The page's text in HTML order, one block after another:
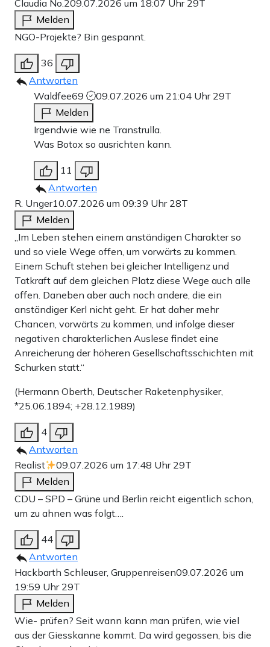
Claudia No.209.07.2026 um 18:07 Uhr 29T
Melden
NGO-Projekte? Bin gespannt.
36
Antworten
Waldfee69
09.07.2026 um 21:04 Uhr 29T
Melden
Irgendwie wie ne Transtrulla.
Was Botox so ausrichten kann.
11
Antworten
R. Unger10.07.2026 um 09:39 Uhr 28T
Melden
„Im Leben stehen einem anständigen Charakter so
und so viele Wege offen, um vorwärts zu kommen.
Einem Schuft stehen bei gleicher Intelligenz und
Tatkraft auf dem gleichen Platz diese Wege auch alle
offen. Daneben aber auch noch andere, die ein
anständiger Kerl nicht geht. Er hat daher mehr
Chancen, vorwärts zu kommen, und infolge dieser
negativen charakterlichen Auslese findet eine
Anreicherung der höheren Gesellschaftsschichten mit
Schurken statt.“
(Hermann Oberth, Deutscher Raketenphysiker,
*25.06.1894; +28.12.1989)
4
Antworten
Realist
09.07.2026 um 17:48 Uhr 29T
Melden
CDU – SPD – Grüne und Berlin reicht eigentlich schon,
um zu ahnen was folgt….
44
Antworten
Hackbarth Schleuser, Gruppenreisen09.07.2026 um
19:59 Uhr 29T
Melden
Wie- prüfen? Seit wann kann man prüfen, wie viel
aus der Giesskanne kommt. Da wird gegossen, bis die